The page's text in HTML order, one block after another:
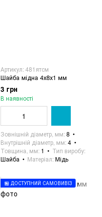
Артикул: 481ятсм
Шайба мідна 4х8х1 мм
3 грн
В наявності
Зовнішній діаметр, мм 8
Внутрішній діаметр, мм 4
Товщина, мм 1
Тип виробу
Шайба
Матеріал Мідь
🏪 ДОСТУПНИЙ САМОВИВІЗ